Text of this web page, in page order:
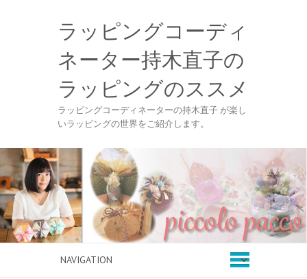
ラッピングコーディ
ネーター持木直子の
ラッピングのススメ
ラッピングコーディネーターの持木直子 が楽し
いラッピングの世界をご紹介します。